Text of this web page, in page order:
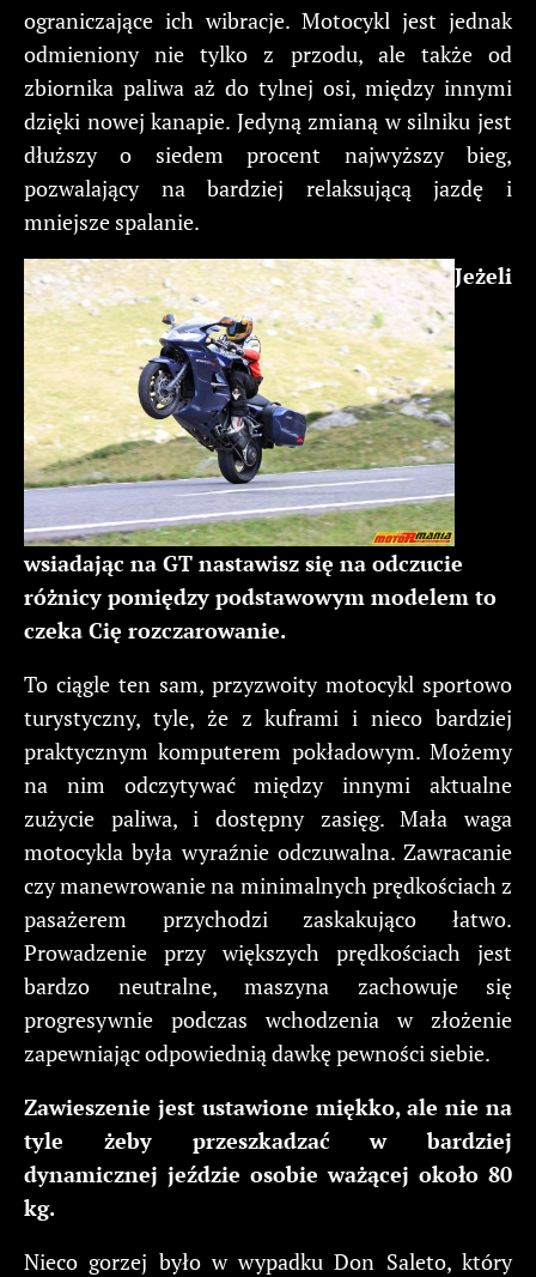
ograniczające ich wibracje. Motocykl jest jednak
odmieniony nie tylko z przodu, ale także od
zbiornika paliwa aż do tylnej osi, między innymi
dzięki nowej kanapie. Jedyną zmianą w silniku jest
dłuższy o siedem procent najwyższy bieg,
pozwalający na bardziej relaksującą jazdę i
mniejsze spalanie.
Jeżeli
wsiadając na GT nastawisz się na odczucie
różnicy pomiędzy podstawowym modelem to
czeka Cię rozczarowanie.
To ciągle ten sam, przyzwoity motocykl sportowo
turystyczny, tyle, że z kuframi i nieco bardziej
praktycznym komputerem pokładowym. Możemy
na nim odczytywać między innymi aktualne
zużycie paliwa, i dostępny zasięg.Mała waga
motocykla była wyraźnie odczuwalna. Zawracanie
czy manewrowanie na minimalnych prędkościach z
pasażerem przychodzi zaskakująco łatwo.
Prowadzenie przy większych prędkościach jest
bardzo neutralne, maszyna zachowuje się
progresywnie podczas wchodzenia w złożenie
zapewniając odpowiednią dawkę pewności siebie.
Zawieszenie jest ustawione miękko, ale nie na
tyle żeby przeszkadzać w bardziej
dynamicznej jeździe osobie ważącej około 80
kg.
Nieco gorzej było w wypadku Don Saleto, który